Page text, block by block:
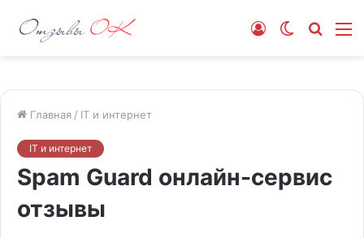
Switch
Войти
Главная / IT и интернет
IT и интернет
Spam Guard онлайн-сервис
отзывы